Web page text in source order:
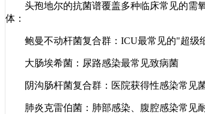
头孢地尔的抗菌谱覆盖多种临床常见的需氧
体：
鲍曼不动杆菌复合群：ICU最常见的"超级
大肠埃希菌：尿路感染最常见致病菌
阴沟肠杆菌复合群：医院获得性感染常见
肺炎克雷伯菌：肺部感染、腹腔感染常见